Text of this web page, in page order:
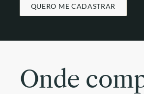
QUERO ME CADASTRAR
Onde